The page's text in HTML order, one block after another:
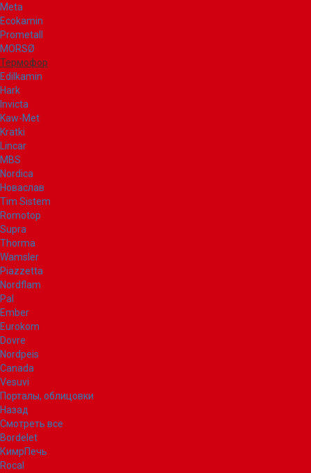
Meta
Ecokamin
Prometall
MORSØ
Термофор
Edilkamin
Hark
Invicta
Kaw-Met
Kratki
Lincar
MBS
Nordica
Новаслав
Tim Sistem
Romotop
Supra
Thorma
Wamsler
Piazzetta
Nordflam
Pal
Ember
Eurokom
Dovre
Nordpeis
Canada
Vesuvi
Порталы, облицовки
Назад
Смотреть все
Bordelet
КимрПечь
Rocal